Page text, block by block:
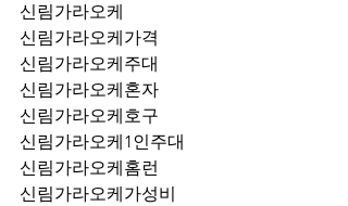
신림가라오케
신림가라오케가격
신림가라오케주대
신림가라오케혼자
신림가라오케호구
신림가라오케1인주대
신림가라오케홈런
신림가라오케가성비